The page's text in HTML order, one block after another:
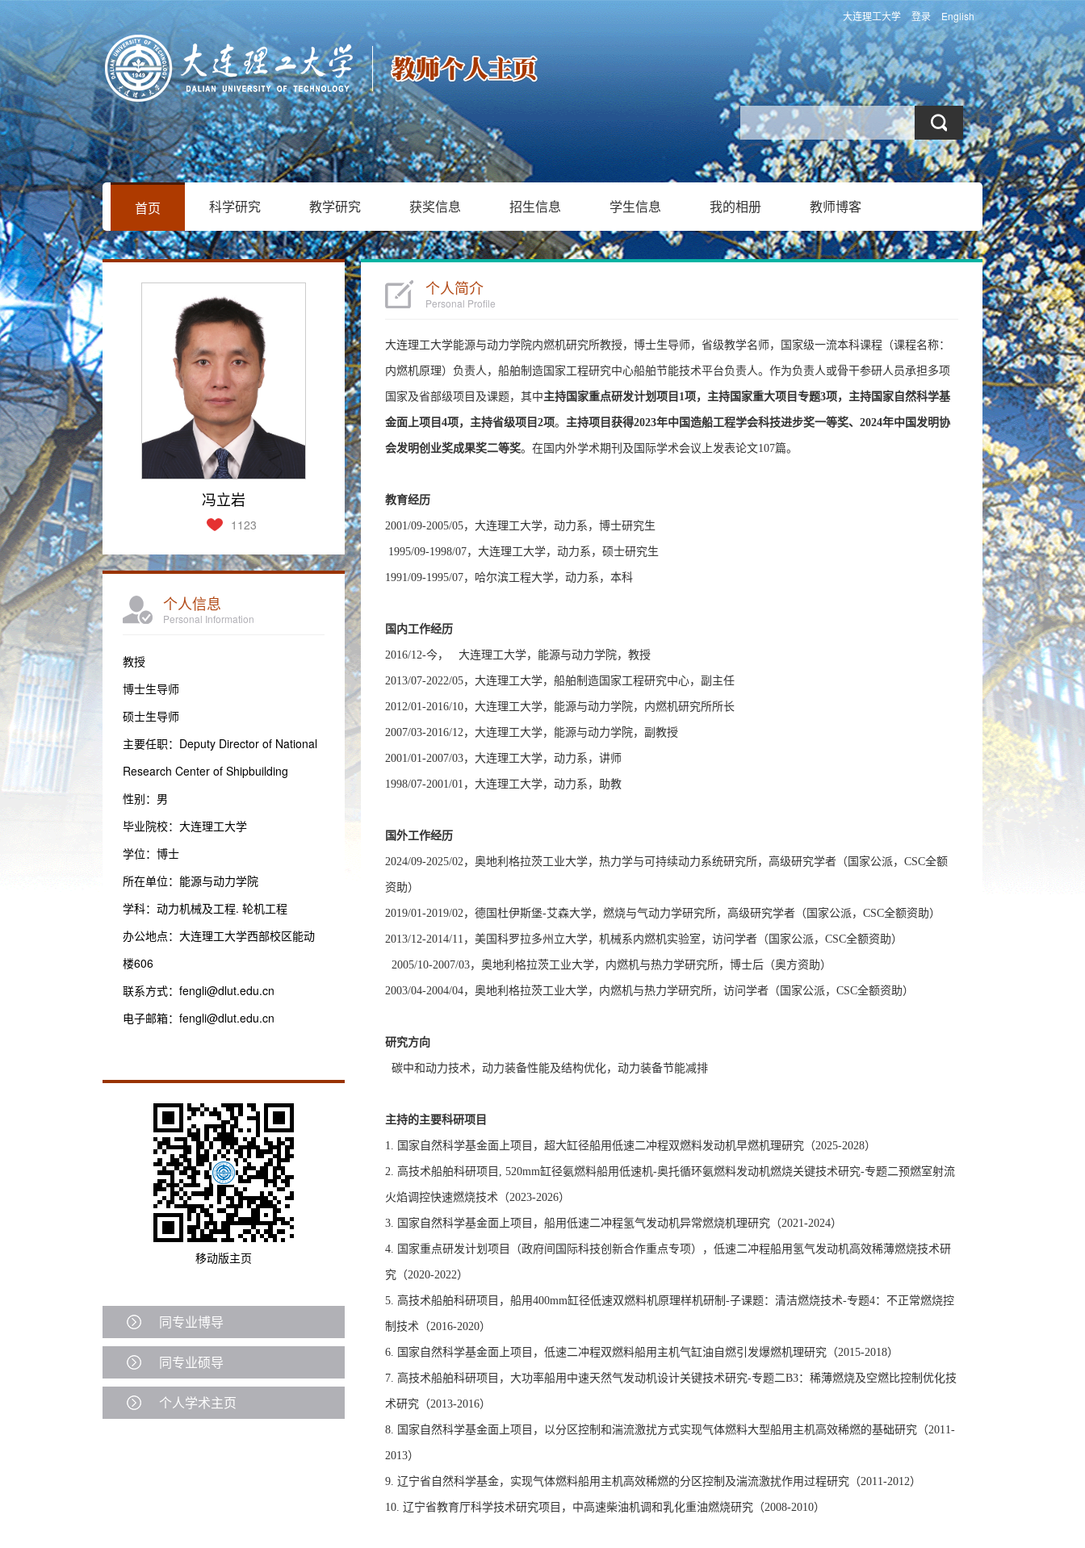
大连理工大学 登录 English
首页 科学研究 教学研究 获奖信息 招生信息 学生信息 我的相册 教师博客
冯立岩
1123
个人信息
Personal Information
教授
博士生导师
硕士生导师
主要任职：Deputy Director of National
Research Center of Shipbuilding
性别：男
毕业院校：大连理工大学
学位：博士
所在单位：能源与动力学院
学科：动力机械及工程. 轮机工程
办公地点：大连理工大学西部校区能动
楼606
联系方式： fengli@dlut.edu.cn
电子邮箱： fengli@dlut.edu.cn
移动版主页
同专业博导
同专业硕导
个人学术主页
个人简介
Personal Profile
大连理工大学能源与动力学院内燃机研究所教授，博士生导师，省级教学名师，国家级一流本科课程（课程名称：
内燃机原理）负责人，船舶制造国家工程研究中心船舶节能技术平台负责人。作为负责人或骨干参研人员承担多项
国家及省部级项目及课题，其中主持国家重点研发计划项目1项，主持国家重大项目专题3项，主持国家自然科学基
金面上项目4项，主持省级项目2项。 主持项目获得2023年中国造船工程学会科技进步奖一等奖、 2024年中国发明协
会发明创业奖成果奖二等奖。在国内外学术期刊及国际学术会议上发表论文107篇。
教育经历
2001/09-2005/05，大连理工大学，动力系，博士研究生
1995/09-1998/07，大连理工大学，动力系，硕士研究生
1991/09-1995/07，哈尔滨工程大学，动力系，本科
国内工作经历
2016/12-今， 大连理工大学，能源与动力学院，教授
2013/07-2022/05，大连理工大学，船舶制造国家工程研究中心，副主任
2012/01-2016/10，大连理工大学，能源与动力学院，内燃机研究所所长
2007/03-2016/12，大连理工大学，能源与动力学院，副教授
2001/01-2007/03，大连理工大学，动力系，讲师
1998/07-2001/01 ，大连理工大学，动力系，助教
国外工作经历
2024/09-2025/02，奥地利格拉茨工业大学，热力学与可持续动力系统研究所，高级研究学者（国家公派， CSC全额
资助）
2019/01-2019/02，德国杜伊斯堡-艾森大学，燃烧与气动力学研究所，高级研究学者（国家公派， CSC全额资助）
2013/12-2014/11 ，美国科罗拉多州立大学，机械系内燃机实验室，访问学者（国家公派， CSC全额资助）
2005/10-2007/03，奥地利格拉茨工业大学，内燃机与热力学研究所，博士后（奥方资助）
2003/04-2004/04，奥地利格拉茨工业大学，内燃机与热力学研究所，访问学者（国家公派， CSC全额资助）
研究方向
碳中和动力技术，动力装备性能及结构优化，动力装备节能减排
主持的主要科研项目
1. 国家自然科学基金面上项目，超大缸径船用低速二冲程双燃料发动机早燃机理研究 （2025-2028）
2. 高技术船舶科研项目, 520mm缸径氨燃料船用低速机-奥托循环氨燃料发动机燃烧关键技术研究-专题二预燃室射流
火焰调控快速燃烧技术（2023-2026）
3. 国家自然科学基金面上项目，船用低速二冲程氢气发动机异常燃烧机理研究（2021-2024）
4. 国家重点研发计划项目（政府间国际科技创新合作重点专项），低速二冲程船用氢气发动机高效稀薄燃烧技术研
究（2020-2022）
5. 高技术船舶科研项目，船用400mm缸径低速双燃料机原理样机研制 -子课题：清洁燃烧技术-专题4：不正常燃烧控
制技术（2016-2020）
6. 国家自然科学基金面上项目，低速二冲程双燃料船用主机气缸油自燃引发爆燃机理研究（2015-2018）
7. 高技术船舶科研项目，大功率船用中速天然气发动机设计关键技术研究-专题二B3：稀薄燃烧及空燃比控制优化技
术研究（2013-2016）
8. 国家自然科学基金面上项目，以分区控制和湍流激扰方式实现气体燃料大型船用主机高效稀燃的基础研究（2011-
2013）
9. 辽宁省自然科学基金，实现气体燃料船用主机高效稀燃的分区控制及湍流激扰作用过程研究（2011-2012）
10. 辽宁省教育厅科学技术研究项目，中高速柴油机调和乳化重油燃烧研究（2008-2010）